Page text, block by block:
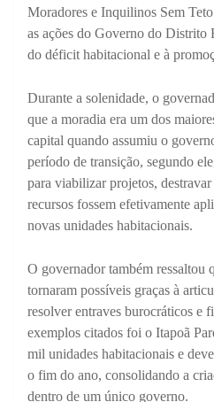
Moradores e Inquilinos Sem
as ações do Governo do Distrito
do déficit habitacional e à
Durante a solenidade, o
que a moradia era um dos
capital quando assumiu o
período de transição, segundo
para viabilizar projetos,
recursos fossem efetivamente
novas unidades habitacionais.
O governador também ressaltou
tornaram possíveis graças à
resolver entraves burocráticos e
exemplos citados foi o Itapoã
mil unidades habitacionais e
o fim do ano, consolidando a
dentro de um único governo.